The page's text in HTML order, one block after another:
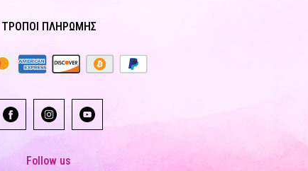
ΤΡΟΠΟΙ ΠΛΗΡΩΜΗΣ
Follow us